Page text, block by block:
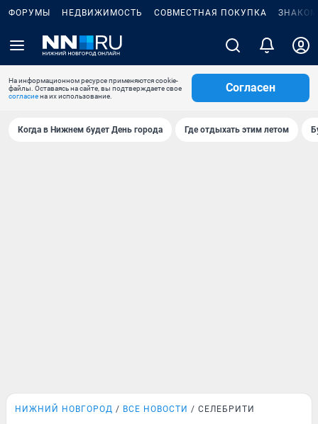
ФОРУМЫ НЕДВИЖИМОСТЬ СОВМЕСТНАЯ ПОКУПКА
На информационном ресурсе применяются cookie-
файлы. Оставаясь на сайте, вы подтверждаете свое
согласиена их использование.
Согласен
Когда в Нижнем будет День города Где отдыхать этим летом
НИЖНИЙ НОВГОРОД ВСЕ НОВОСТИ СЕЛЕБРИТИ